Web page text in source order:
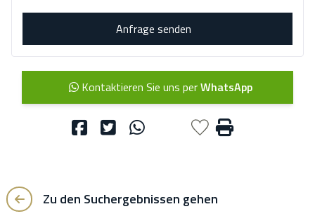
Anfrage senden
Kontaktieren Sie uns perWhatsApp
Zu den Suchergebnissen gehen